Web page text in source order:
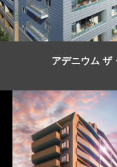
アデニウム ザ